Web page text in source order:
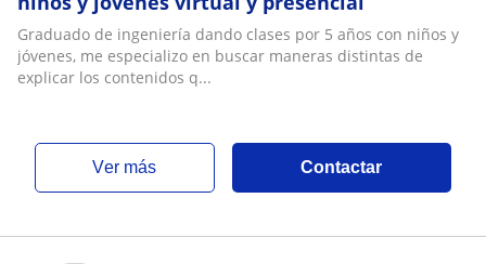
Graduado de ingeniería dando clases por 5 años con niños y
jóvenes, me especializo en buscar maneras distintas de
explicar los contenidos q...
ver más Contactar